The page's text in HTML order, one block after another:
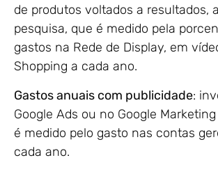
de produtos voltados a resultados,
pesquisa, que é medido pela
gastos na Rede de Display, em
Shopping a cada ano.
Gastos anuais com publicidade:
Google Ads ou no Google
é medido pelo gasto nas contas
cada ano.